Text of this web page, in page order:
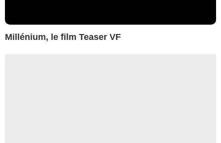
Millénium, le film Teaser VF